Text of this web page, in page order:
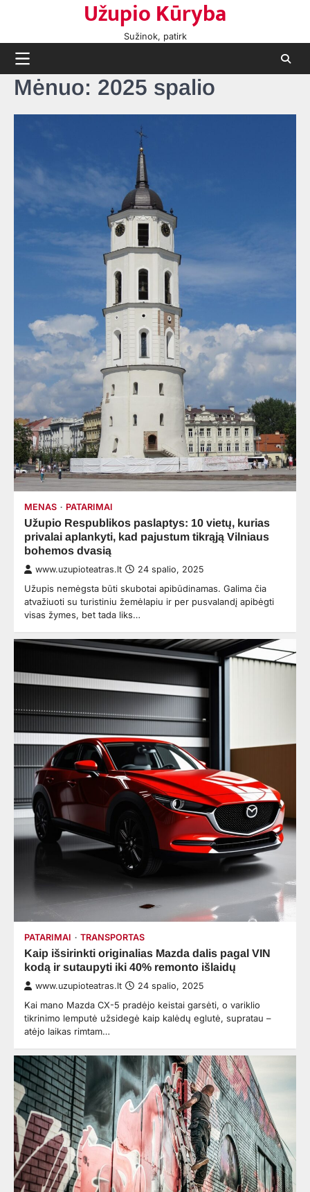
content
Užupio Kūryba
Sužinok, patirk
Mėnuo: 2025 spalio
MENAS PATARIMAI
Užupio Respublikos paslaptys: 10 vietų, kurias
privalai aplankyti, kad pajustum tikrąją Vilniaus
bohemos dvasią
www.uzupioteatras.lt 24 spalio, 2025
Užupis nemėgsta būti skubotai apibūdinamas. Galima čia
atvažiuoti su turistiniu žemėlapiu ir per pusvalandį apibėgti
visas žymes, bet tada liks…
PATARIMAI TRANSPORTAS
Kaip išsirinkti originalias Mazda dalis pagal VIN
kodą ir sutaupyti iki 40% remonto išlaidų
www.uzupioteatras.lt 24 spalio, 2025
Kai mano Mazda CX-5 pradėjo keistai garsėti, o variklio
tikrinimo lemputė užsidegė kaip kalėdų eglutė, supratau –
atėjo laikas rimtam…